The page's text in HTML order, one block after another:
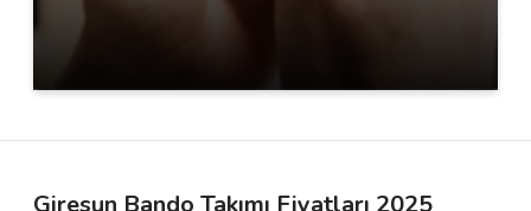
Giresun Bando Takımı Fiyatları 2025